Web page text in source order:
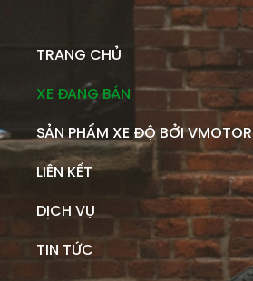
TRANG CHỦ
XE ĐANG BÁN
SẢN PHẨM XE ĐỘ BỞI VMOTOR
LIÊN KẾT
DỊCH VỤ
TIN TỨC